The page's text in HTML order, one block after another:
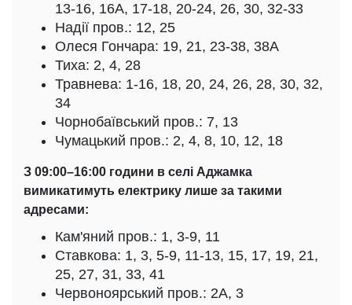
13-16, 16А, 17-18, 20-24, 26, 30, 32-33
Надії пров.: 12, 25
Олеся Гончара: 19, 21, 23-38, 38А
Тиха: 2, 4, 28
Травнева: 1-16, 18, 20, 24, 26, 28, 30, 32,
34
Чорнобаївський пров.: 7, 13
Чумацький пров.: 2, 4, 8, 10, 12, 18
З 09:00–16:00 години в селі Аджамка
вимикатимуть електрику лише за такими
адресами:
Кам'яний пров.: 1, 3-9, 11
Ставкова: 1, 3, 5-9, 11-13, 15, 17, 19, 21,
25, 27, 31, 33, 41
Червоноярський пров.: 2А, 3